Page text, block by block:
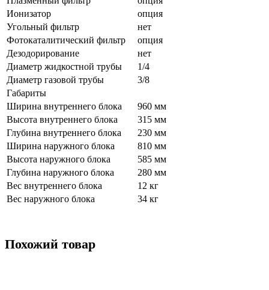
Ионизатор
опция
Угольный фильтр
нет
Фотокаталитический фильтр
опция
Дезодорирование
нет
Диаметр жидкостной трубы
1/4
Диаметр газовой трубы
3/8
Габариты
Ширина внутреннего блока
960 мм
Высота внутреннего блока
315 мм
Глубина внутреннего блока
230 мм
Ширина наружного блока
810 мм
Высота наружного блока
585 мм
Глубина наружного блока
280 мм
Вес внутреннего блока
12 кг
Вес наружного блока
34 кг
Похожий товар